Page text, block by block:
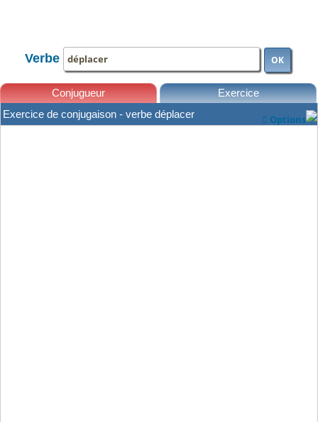
Verbe OK
Conjugueur Exercice
Exercice de conjugaison - verbe déplacer  Options